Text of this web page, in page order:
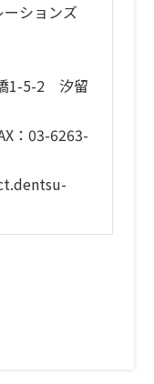
ションズ
1-5-2 汐留
：03-6263-